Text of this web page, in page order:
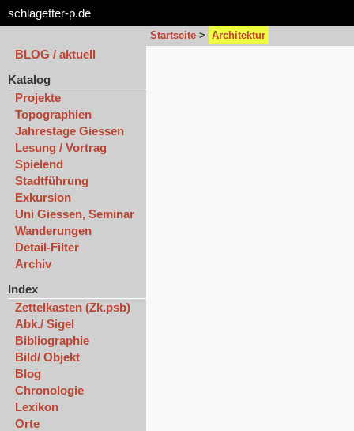
schlagetter-p.de
Startseite > Architektur
BLOG / aktuell
Katalog
Projekte
Topographien
Jahrestage Giessen
Lesung / Vortrag
Spielend
Stadtführung
Exkursion
Uni Giessen, Seminar
Wanderungen
Detail-Filter
Archiv
Index
Zettelkasten (Zk.psb)
Abk./ Sigel
Bibliographie
Bild/ Objekt
Blog
Chronologie
Lexikon
Orte